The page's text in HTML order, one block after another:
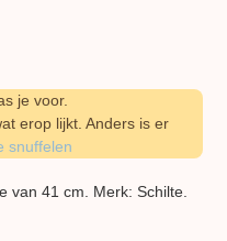
je voor.
erop lijkt. Anders is er
snuffelen
van 41 cm. Merk: Schilte.